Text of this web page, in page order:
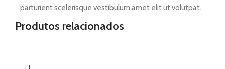
parturient scelerisque vestibulum amet elit ut volutpat.
Produtos relacionados